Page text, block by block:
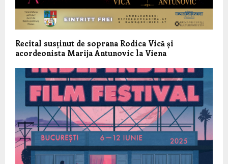
Recital susținut de soprana Rodica Vică și
acordeonista Marija Antunovic la Viena